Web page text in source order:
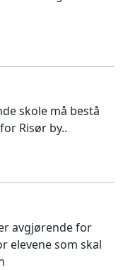
skole må bestå
Risør by..
avgjørende for
elevene som skal